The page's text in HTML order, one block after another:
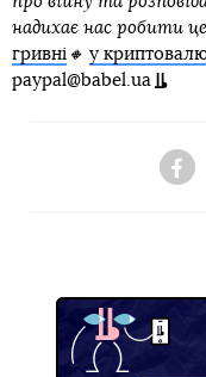
надихає нас робити
гривні 🔸 у
paypal@babel.ua